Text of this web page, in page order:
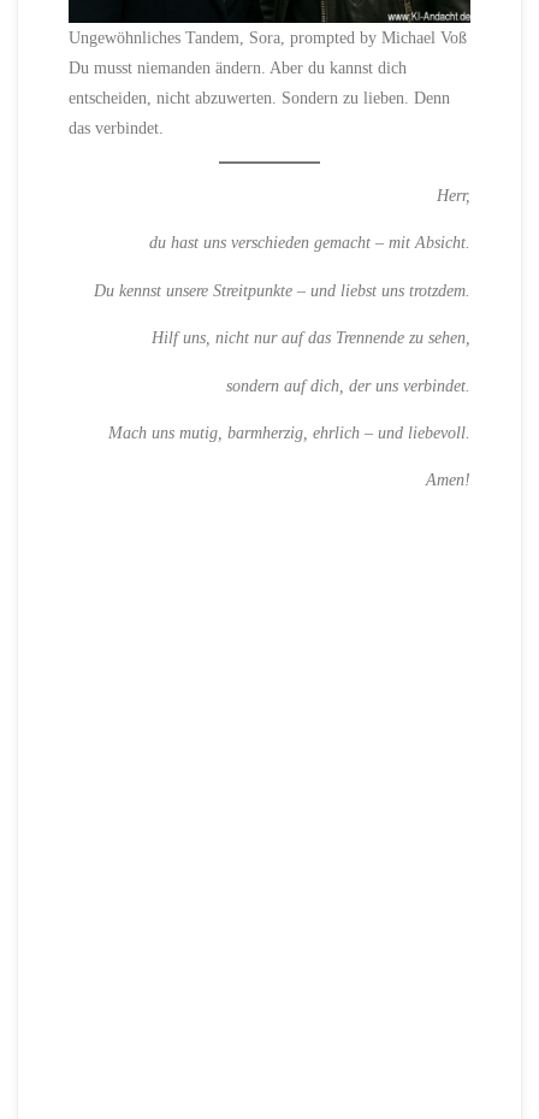
Ungewöhnliches Tandem, Sora, prompted by Michael Voß
Du musst niemanden ändern. Aber du kannst dich
entscheiden, nicht abzuwerten. Sondern zu lieben. Denn
das verbindet.
Herr,
du hast uns verschieden gemacht – mit Absicht.
Du kennst unsere Streitpunkte – und liebst uns trotzdem.
Hilf uns, nicht nur auf das Trennende zu sehen,
sondern auf dich, der uns verbindet.
Mach uns mutig, barmherzig, ehrlich – und liebevoll.
Amen!